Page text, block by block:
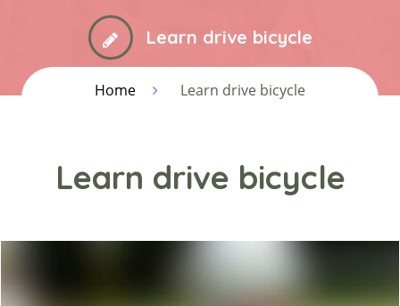
Learn drive bicycle
Home Learn drive bicycle
Learn drive bicycle